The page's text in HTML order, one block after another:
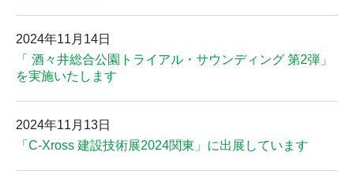
2024年11月14日
「 酒々井総合公園トライアル・サウンディング 第2弾」
を実施いたします
2024年11月13日
「C-Xross 建設技術展2024関東」に出展しています